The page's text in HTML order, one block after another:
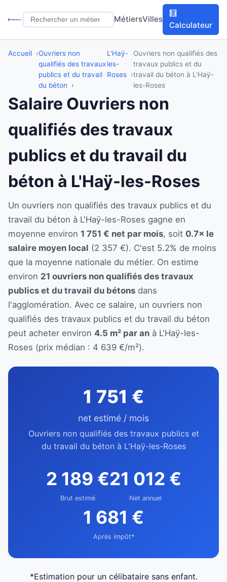
MétiersVilles
🧮
Calculateur
Accueil
Ouvriers non
qualifiés des travaux
publics et du travail
du béton
L'Haÿ-
les-
Roses
Ouvriers non qualifiés des
travaux publics et du
travail du béton à L'Haÿ-
les-Roses
Salaire Ouvriers non
qualifiés des travaux
publics et du travail du
béton à L'Haÿ-les-Roses
Un ouvriers non qualifiés des travaux publics et du
travail du béton à L'Haÿ-les-Roses gagne en
moyenne environ 1 751 € net par mois, soit 0.7× le
salaire moyen local (2 357 €). C'est 5.2% de moins
que la moyenne nationale du métier. On estime
environ 21 ouvriers non qualifiés des travaux
publics et du travail du bétons dans
l'agglomération. Avec ce salaire, un ouvriers non
qualifiés des travaux publics et du travail du béton
peut acheter environ 4.5 m² par an à L'Haÿ-les-
Roses (prix médian : 4 639 €/m²).
1 751 €
net estimé / mois
Ouvriers non qualifiés des travaux publics et
du travail du béton à L'Haÿ-les-Roses
2 189 €
Brut estimé
21 012 €
Net annuel
1 681 €
Après impôt*
*Estimation pour un célibataire sans enfant.